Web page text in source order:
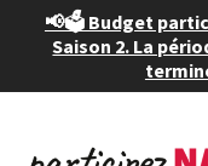
📢🗳️ Budget
Saison 2. La